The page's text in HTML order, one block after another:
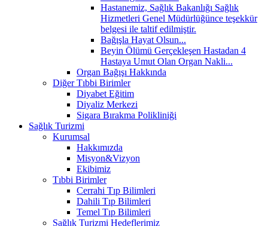
Hastanemiz, Sağlık Bakanlığı Sağlık
Hizmetleri Genel Müdürlüğünce teşekkür
belgesi ile taltif edilmiştir.
Bağışla Hayat Olsun...
Beyin Ölümü Gerçekleşen Hastadan 4
Hastaya Umut Olan Organ Nakli...
Organ Bağışı Hakkında
Diğer Tıbbi Birimler
Diyabet Eğitim
Diyaliz Merkezi
Sigara Bırakma Polikliniği
Sağlık Turizmi
Kurumsal
Hakkımızda
Misyon&Vizyon
Ekibimiz
Tıbbi Birimler
Cerrahi Tıp Bilimleri
Dahili Tıp Bilimleri
Temel Tıp Bilimleri
Sağlık Turizmi Hedeflerimiz